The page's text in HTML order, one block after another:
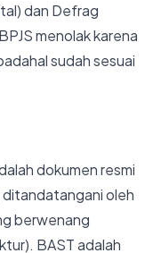
dan Defrag
menolak karena
sudah sesuai
dokumen resmi
ditandatangani oleh
berwenang
BAST adalah